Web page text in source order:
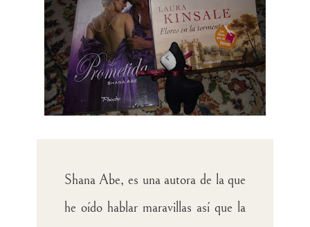
Shana Abe, es una autora de la que
he oído hablar maravillas así que la